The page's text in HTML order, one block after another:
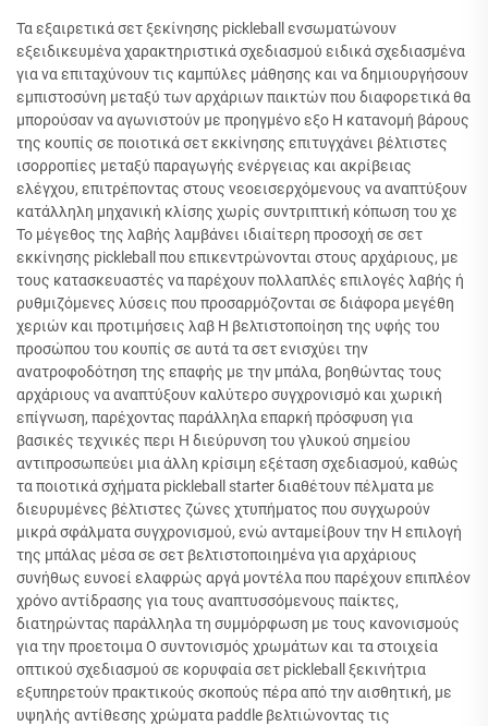
Τα εξαιρετικά σετ ξεκίνησης pickleball ενσωματώνουν
εξειδικευμένα χαρακτηριστικά σχεδιασμού ειδικά σχεδιασμένα
για να επιταχύνουν τις καμπύλες μάθησης και να δημιουργήσουν
εμπιστοσύνη μεταξύ των αρχάριων παικτών που διαφορετικά θα
μπορούσαν να αγωνιστούν με προηγμένο εξο Η κατανομή βάρους
της κουπίς σε ποιοτικά σετ εκκίνησης επιτυγχάνει βέλτιστες
ισορροπίες μεταξύ παραγωγής ενέργειας και ακρίβειας
ελέγχου, επιτρέποντας στους νεοεισερχόμενους να αναπτύξουν
κατάλληλη μηχανική κλίσης χωρίς συντριπτική κόπωση του χε
Το μέγεθος της λαβής λαμβάνει ιδιαίτερη προσοχή σε σετ
εκκίνησης pickleball που επικεντρώνονται στους αρχάριους, με
τους κατασκευαστές να παρέχουν πολλαπλές επιλογές λαβής ή
ρυθμιζόμενες λύσεις που προσαρμόζονται σε διάφορα μεγέθη
χεριών και προτιμήσεις λαβ Η βελτιστοποίηση της υφής του
προσώπου του κουπίς σε αυτά τα σετ ενισχύει την
ανατροφοδότηση της επαφής με την μπάλα, βοηθώντας τους
αρχάριους να αναπτύξουν καλύτερο συγχρονισμό και χωρική
επίγνωση, παρέχοντας παράλληλα επαρκή πρόσφυση για
βασικές τεχνικές περι Η διεύρυνση του γλυκού σημείου
αντιπροσωπεύει μια άλλη κρίσιμη εξέταση σχεδιασμού, καθώς
τα ποιοτικά σχήματα pickleball starter διαθέτουν πέλματα με
διευρυμένες βέλτιστες ζώνες χτυπήματος που συγχωρούν
μικρά σφάλματα συγχρονισμού, ενώ ανταμείβουν την Η επιλογή
της μπάλας μέσα σε σετ βελτιστοποιημένα για αρχάριους
συνήθως ευνοεί ελαφρώς αργά μοντέλα που παρέχουν επιπλέον
χρόνο αντίδρασης για τους αναπτυσσόμενους παίκτες,
διατηρώντας παράλληλα τη συμμόρφωση με τους κανονισμούς
για την προετοιμα Ο συντονισμός χρωμάτων και τα στοιχεία
οπτικού σχεδιασμού σε κορυφαία σετ pickleball ξεκινήτρια
εξυπηρετούν πρακτικούς σκοπούς πέρα από την αισθητική, με
υψηλής αντίθεσης χρώματα paddle βελτιώνοντας τις